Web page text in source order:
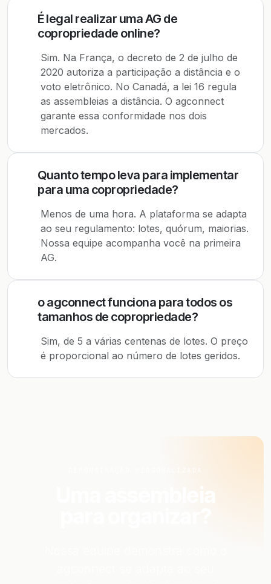
É legal realizar uma AG de
copropriedade online?
Sim. Na França, o decreto de 2 de julho de
2020 autoriza a participação a distância e o
voto eletrônico. No Canadá, a lei 16 regula
as assembleias a distância. O agconnect
garante essa conformidade nos dois
mercados.
Quanto tempo leva para implementar
para uma copropriedade?
Menos de uma hora. A plataforma se adapta
ao seu regulamento: lotes, quórum, maiorias.
Nossa equipe acompanha você na primeira
AG.
o agconnect funciona para todos os
tamanhos de copropriedade?
Sim, de 5 a várias centenas de lotes. O preço
é proporcional ao número de lotes geridos.
Uma assembleia